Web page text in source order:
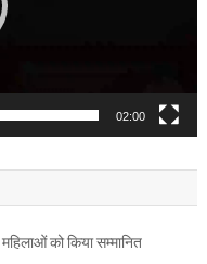
02:00
को किया सम्मानित